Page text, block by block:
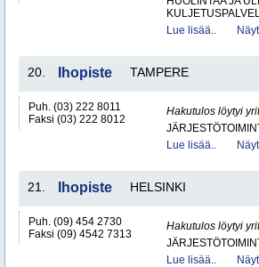
Lue lisää..
20. Ihopiste TAMPERE
Puh. (03) 222 8011
Faksi (03) 222 8012
Hakutulos löytyi
Lue lisää..
21. Ihopiste HELSINKI
Puh. (09) 454 2730
Faksi (09) 4542 7313
Hakutulos löytyi
Lue lisää..